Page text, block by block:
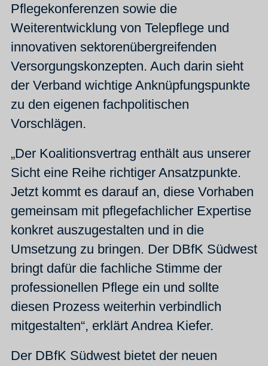
Pflegekonferenzen sowie die
Weiterentwicklung von Telepflege und
innovativen sektorenübergreifenden
Versorgungskonzepten. Auch darin sieht
der Verband wichtige Anknüpfungspunkte
zu den eigenen fachpolitischen
Vorschlägen.
„Der Koalitionsvertrag enthält aus unserer
Sicht eine Reihe richtiger Ansatzpunkte.
Jetzt kommt es darauf an, diese Vorhaben
gemeinsam mit pflegefachlicher Expertise
konkret auszugestalten und in die
Umsetzung zu bringen. Der DBfK Südwest
bringt dafür die fachliche Stimme der
professionellen Pflege ein und sollte
diesen Prozess weiterhin verbindlich
mitgestalten“, erklärt Andrea Kiefer.
Der DBfK Südwest bietet der neuen